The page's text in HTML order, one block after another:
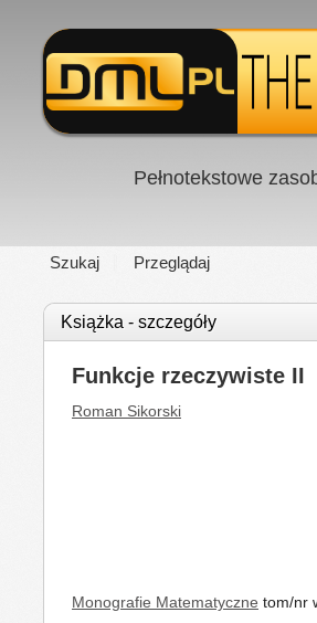
Pełnotekstowe
Szukaj Przeglądaj
Książka - szczegóły
Funkcje rzeczywiste II
Roman Sikorski
Monografie Matematyczne tom/nr